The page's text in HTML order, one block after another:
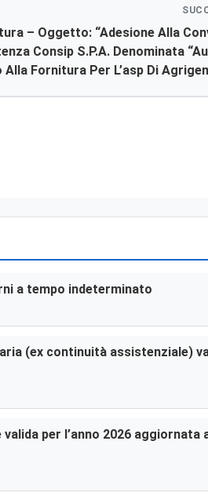
– Oggetto: “adesione Alla
Consip S.p.a. Denominata
Fornitura Per L’asp Di Agrigento Di
a tempo indeterminato
(ex continuità assistenziale)
per l’anno 2026 aggiornata